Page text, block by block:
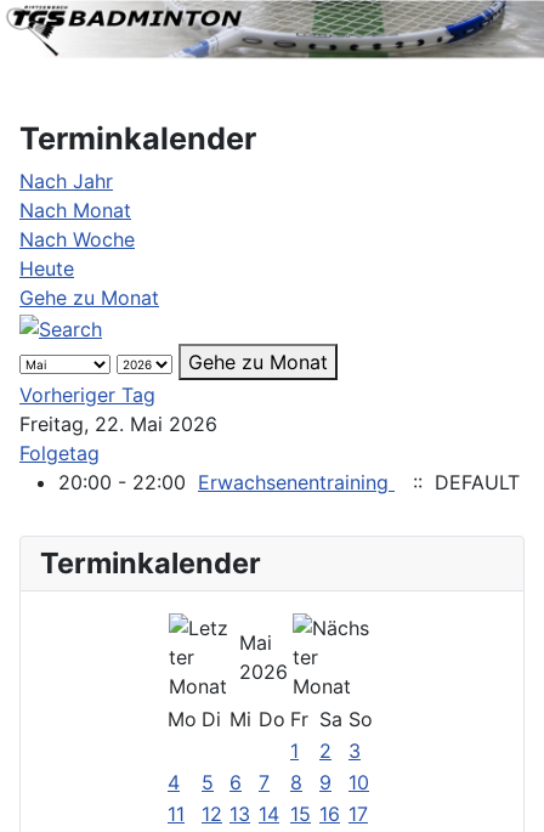
Terminkalender
Nach Jahr
Nach Monat
Nach Woche
Heute
Gehe zu Monat
Gehe zu Monat
Vorheriger Tag
Freitag, 22. Mai 2026
Folgetag
20:00 - 22:00 Erwachsenentraining :: DEFAULT
Terminkalender
Mai
2026
Mo Di Mi Do Fr Sa So
1
2
3
4
5 6 7 8 9
10
11
12 13 14 15 16 17